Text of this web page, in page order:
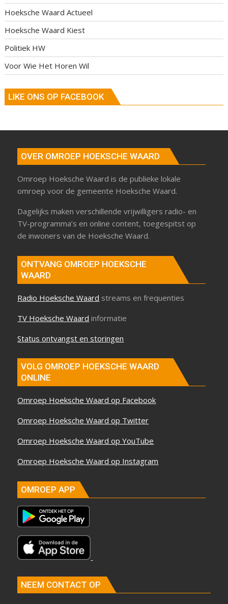
Hoeksche Waard Actueel
Hoeksche Waard Kiest
Politiek HW
Voor Wie Het Horen Wil
LIKE ONS OP FACEBOOK
OVER OMROEP HOEKSCHE WAARD
Omroep Hoeksche Waard is de publieke lokale
omroep voor de gemeente Hoeksche Waard.
Dagelijks maken verschillende vrijwilligers radio- en
TV-programma’s en online content, toegespitst op
de inwoners van de Hoeksche Waard.
ONTVANG OMROEP HOEKSCHE
WAARD
Radio Hoeksche Waard streams en frequenties
TV Hoeksche Waard informatie
Status ontvangst en storingen
VOLG OMROEP HOEKSCHE WAARD
ONLINE
Omroep Hoeksche Waard op Facebook
Omroep Hoeksche Waard op Twitter
Omroep Hoeksche Waard op YouTube
Omroep Hoeksche Waard op Instagram
OMROEP APP
NEEM CONTACT OP